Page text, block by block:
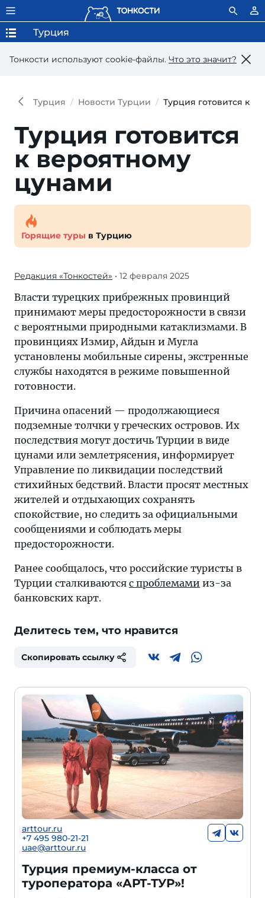
Тонкости используют сookie-файлы. Что это значит?
Турция
Турция Новости Турции Турция готовится к
Турция готовится
к вероятно­му
цунами
Горящие туры в Турцию
Редакция «Тонкостей» • 12 февраля 2025
Власти турецких прибрежных провинций
принимают меры предосторожности в связи
с вероятными природными катаклизмами. В
провинциях Измир, Айдын и Мугла
установлены мобильные сирены, экстренные
службы находятся в режиме повышенной
готовности.
Причина опасений — продолжающиеся
подземные толчки у греческих островов. Их
последствия могут достичь Турции в виде
цунами или землетрясения, информирует
Управление по ликвидации последствий
стихийных бедствий. Власти просят местных
жителей и отдыхающих сохранять
спокойствие, но следить за официальными
сообщениями и соблюдать меры
предосторожности.
Ранее сообщалось, что российские туристы в
Турции сталкиваются с проблемами из-за
банковских карт.
Делитесь тем, что нравится
Скопировать ссылку
arttour.ru
+7 495 980-21-21
uae@arttour.ru
Турция премиум-класса от
туроператора «АРТ-ТУР»!